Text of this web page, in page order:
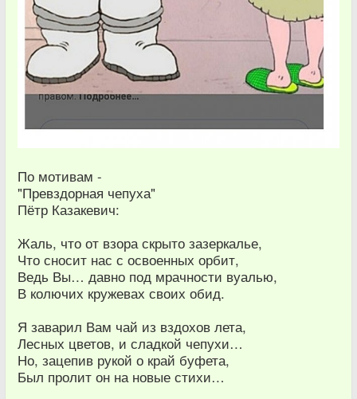
По мотивам -
"Превздорная чепуха"
Пётр Казакевич:
Жаль, что от взора скрыто зазеркалье,
Что сносит нас с освоенных орбит,
Ведь Вы… давно под мрачности вуалью,
В колючих кружевах своих обид.
Я заварил Вам чай из вздохов лета,
Лесных цветов, и сладкой чепухи…
Но, зацепив рукой о край буфета,
Был пролит он на новые стихи…